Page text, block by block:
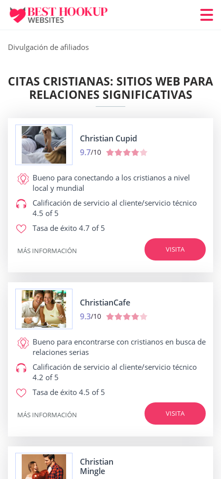
Divulgación de afiliados
CITAS CRISTIANAS: SITIOS WEB PARA
RELACIONES SIGNIFICATIVAS
Christian Cupid
9.7/10
Bueno para conectando a los cristianos a nivel
local y mundial
Calificación de servicio al cliente/servicio técnico
4.5 of 5
Tasa de éxito 4.7 of 5
VISITA
MÁS INFORMACIÓN
ChristianCafe
9.3/10
Bueno para encontrarse con cristianos en busca de
relaciones serias
Calificación de servicio al cliente/servicio técnico
4.2 of 5
Tasa de éxito 4.5 of 5
VISITA
MÁS INFORMACIÓN
Christian
Mingle